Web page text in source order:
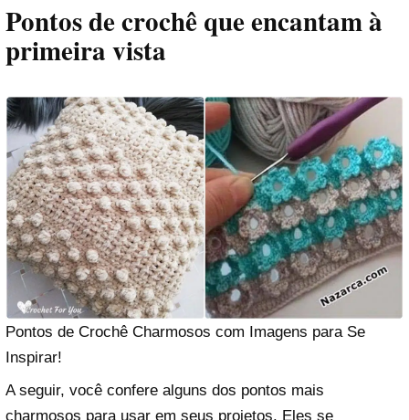
Pontos de crochê que encantam à
primeira vista
Pontos de Crochê Charmosos com Imagens para Se
Inspirar!
A seguir, você confere alguns dos pontos mais
charmosos para usar em seus projetos. Eles se